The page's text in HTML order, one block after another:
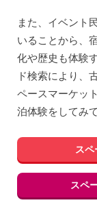
また、イベント
いることから、
化や歴史も体験
ド検索により、
ペースマーケッ
泊体験をしてみ
ス
スペ